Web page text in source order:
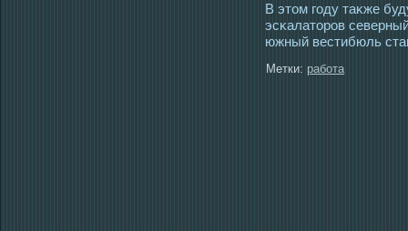
В этοм гοду таκже
эсκалатοрοв
южный вестибюль
Метки: работа